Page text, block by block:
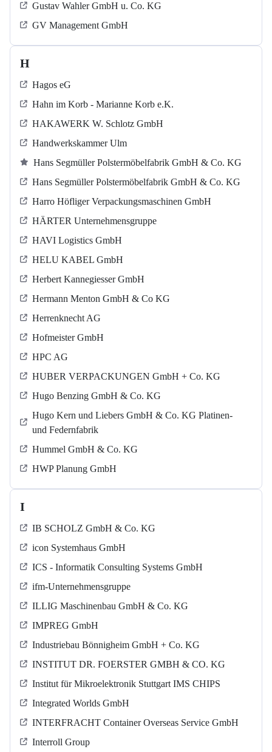
Gustav Wahler GmbH u. Co. KG
GV Management GmbH
H
Hagos eG
Hahn im Korb - Marianne Korb e.K.
HAKAWERK W. Schlotz GmbH
Handwerkskammer Ulm
Hans Segmüller Polstermöbelfabrik GmbH & Co. KG
Hans Segmüller Polstermöbelfabrik GmbH & Co. KG
Harro Höfliger Verpackungsmaschinen GmbH
HÄRTER Unternehmensgruppe
HAVI Logistics GmbH
HELU KABEL GmbH
Herbert Kannegiesser GmbH
Hermann Menton GmbH & Co KG
Herrenknecht AG
Hofmeister GmbH
HPC AG
HUBER VERPACKUNGEN GmbH + Co. KG
Hugo Benzing GmbH & Co. KG
Hugo Kern und Liebers GmbH & Co. KG Platinen-
und Federnfabrik
Hummel GmbH & Co. KG
HWP Planung GmbH
I
IB SCHOLZ GmbH & Co. KG
icon Systemhaus GmbH
ICS - Informatik Consulting Systems GmbH
ifm-Unternehmensgruppe
ILLIG Maschinenbau GmbH & Co. KG
IMPREG GmbH
Industriebau Bönnigheim GmbH + Co. KG
INSTITUT DR. FOERSTER GMBH & CO. KG
Institut für Mikroelektronik Stuttgart IMS CHIPS
Integrated Worlds GmbH
INTERFRACHT Container Overseas Service GmbH
Interroll Group